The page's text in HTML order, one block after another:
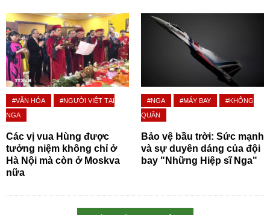
#VĂN HÓA
#NGƯỜI VIỆT TẠI
NGA
Các vị vua Hùng được
tưởng niệm không chỉ ở
Hà Nội mà còn ở Moskva
nữa
#NGA #MÁY BAY
#KHÔNG
QUÂN
Bảo vệ bầu trời: Sức mạnh
và sự duyên dáng của đội
bay "Những Hiệp sĩ Nga"